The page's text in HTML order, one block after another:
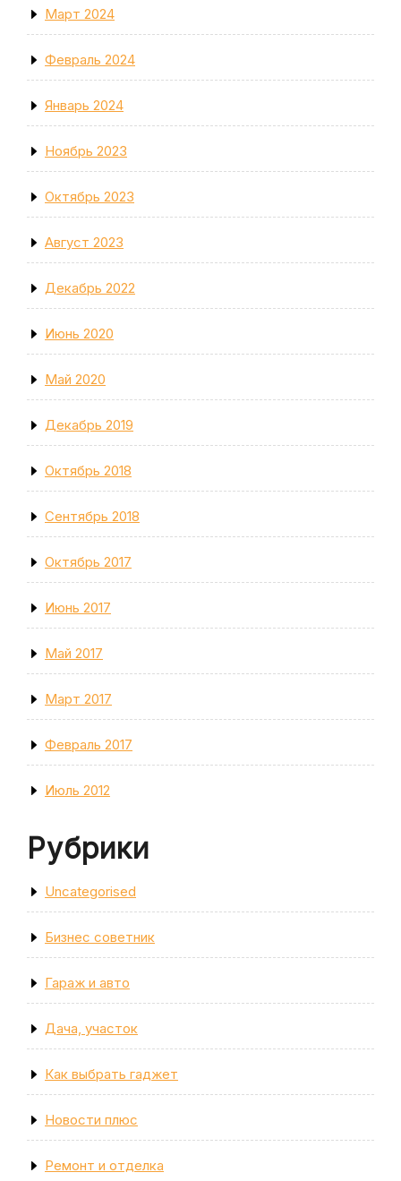
Март 2024
Февраль 2024
Январь 2024
Ноябрь 2023
Октябрь 2023
Август 2023
Декабрь 2022
Июнь 2020
Май 2020
Декабрь 2019
Октябрь 2018
Сентябрь 2018
Октябрь 2017
Июнь 2017
Май 2017
Март 2017
Февраль 2017
Июль 2012
Рубрики
Uncategorised
Бизнес советник
Гараж и авто
Дача, участок
Как выбрать гаджет
Новости плюс
Ремонт и отделка